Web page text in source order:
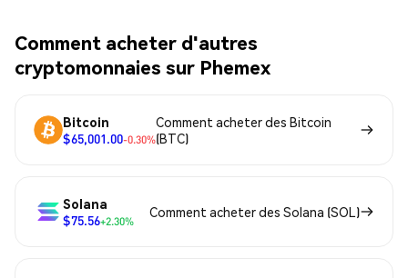
Comment acheter d'autres
cryptomonnaies sur Phemex
Bitcoin
$65,001.00-0.30%
Comment acheter des Bitcoin
(BTC)
Solana
$75.56+2.30%
Comment acheter des Solana (SOL)